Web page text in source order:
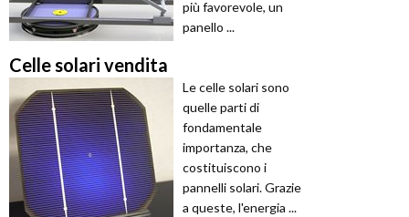
più favorevole, un
panello ...
Celle solari vendita
Le celle solari sono
quelle parti di
fondamentale
importanza, che
costituiscono i
pannelli solari. Grazie
a queste, l'energia ...